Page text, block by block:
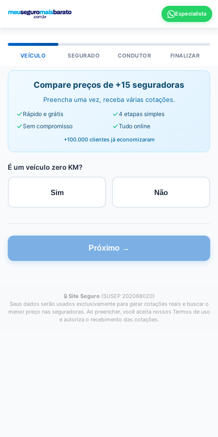
VEÍCULO SEGURADO CONDUTOR FINALIZAR
Compare preços de +15 seguradoras
Preencha uma vez, receba várias cotações.
Rápido e grátis
4 etapas simples
Sem compromisso
Tudo online
+100.000 clientes já economizaram
É um veículo zero KM?
Sim Não
Próximo →
🔒 Site Seguro (SUSEP 202068020)
Seus dados serão usados exclusivamente para gerar cotações reais e buscar o
menor preço nas seguradoras. Ao preencher, você aceita nossos Termos de uso
e autoriza o recebimento das cotações.